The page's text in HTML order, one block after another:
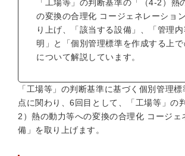
「工場等」の判断基準の「（4-2）熱
の変換の合理化 コージェネレーショ
り上げ、「該当する設備」、「管理
明」と「個別管理標準を作成する上で
について解説しています。
「工場等」の判断基準に基づく個別管理
点に関わり、6回目として、「工場等」の
2）熱の動力等への変換の合理化 コージェ
備」を取り上げます。